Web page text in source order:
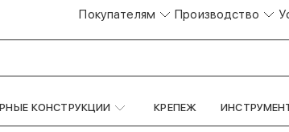
Покупателям Производство
КОНСТРУКЦИИ КРЕПЕЖ